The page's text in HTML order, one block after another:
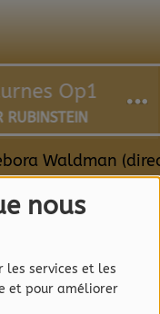
nous
les services et les
et pour améliorer
Op15 - 1
RUBINSTEIN
Waldman